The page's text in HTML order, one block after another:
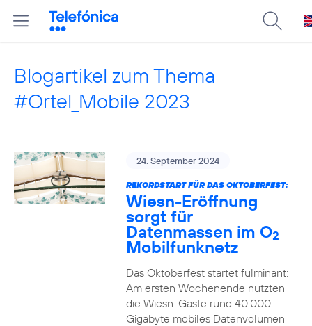
Blogartikel zum Thema
#Ortel_Mobile 2023
24. September 2024
REKORDSTART FÜR DAS OKTOBERFEST:
Wiesn-Eröffnung
sorgt für
Datenmassen im O2
Mobilfunknetz
Das Oktoberfest startet fulminant:
Am ersten Wochenende nutzten
die Wiesn-Gäste rund 40.000
Gigabyte mobiles Datenvolumen